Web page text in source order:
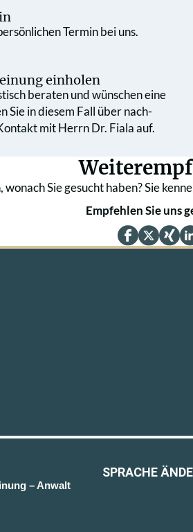
Termin bei uns.
einholen
beraten und wünschen eine
Sie in diesem Fall über nach­
mit Herrn Dr. Fiala auf.
wonach Sie gesucht haben? Sie
Empfehlen Sie uns
– Anwalt
SPRACHE